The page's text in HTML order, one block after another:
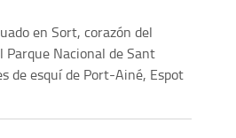
en Sort, corazón del
Parque Nacional de Sant
de esquí de Port-Ainé, Espot